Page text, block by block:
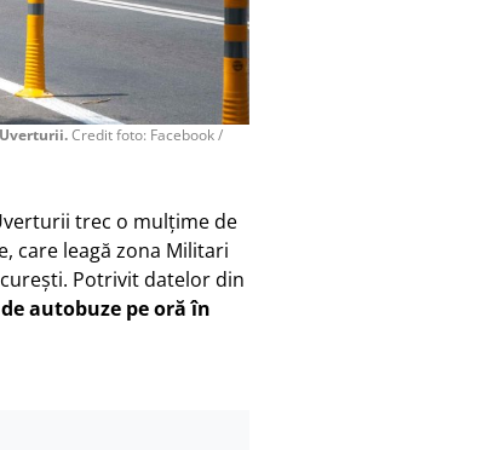
Credit foto: Facebook /
trec o mulțime de
care leagă zona Militari
Potrivit datelor din
autobuze pe oră în